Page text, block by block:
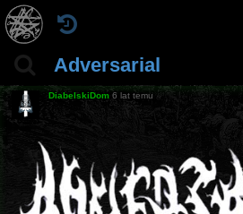
Adversarial
DiabelskiDom 6 lat temu